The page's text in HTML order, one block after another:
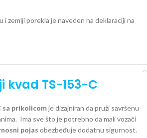
i zemlji porekla je naveden na deklaraciji na
kvad TS-153-C
sa prikolicomje dizajniran da pruži savršenu
Ima sve što je potrebno da mali vozači
pojas obezbeđuje dodatnu sigurnost.